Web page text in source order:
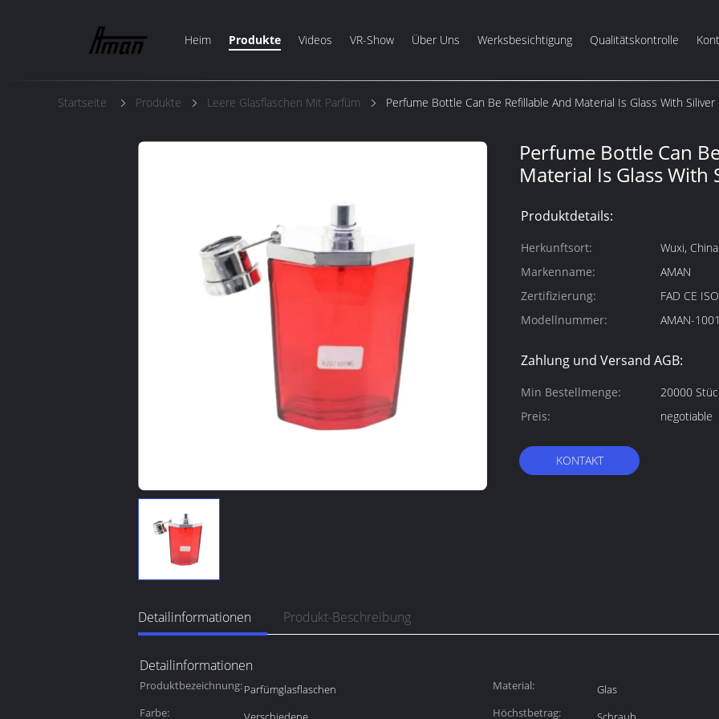
Heim Produkte Videos VR-Show Über Uns Werksbesichtigung Qualitätskontrolle
Startseite Produkte Leere Glasflaschen Mit Parfüm Perfume Bottle Can Be Refillable And Material Is Glass With Siliver
Perfume Bottle Can
Material Is Glass With
Produktdetails:
Herkunftsort:
Wuxi, China
Markenname:
AMAN
Zertifizierung:
FAD CE
Modellnummer:
AMAN-
Zahlung und Versand AGB:
Min Bestellmenge:
20000
Preis:
negotiable
KONTAKT
Detailinformationen Produkt-Beschreibung
Detailinformationen
Produktbezeichnung:Parfümglasflaschen Material:
Glas
Farbe:
Höchstbetrag: